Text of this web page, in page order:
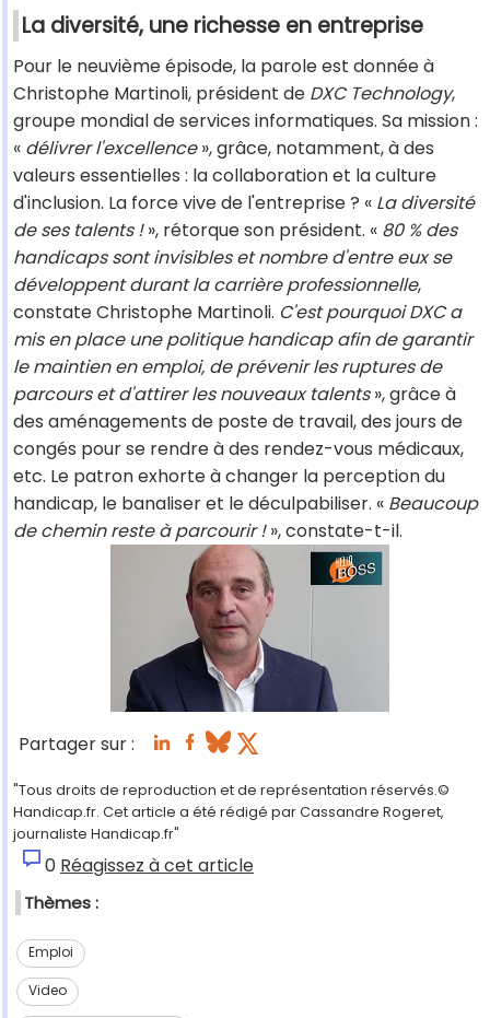
La diversité, une richesse en entreprise
Pour le neuvième épisode, la parole est donnée à
Christophe Martinoli, président de DXC Technology,
groupe mondial de services informatiques. Sa mission :
« délivrer l'excellence», grâce, notamment, à des
valeurs essentielles : la collaboration et la culture
d'inclusion. La force vive de l'entreprise ? « La diversité
de ses talents !», rétorque son président. « 80 % des
handicaps sont invisibles et nombre d'entre eux se
développent durant la carrière professionnelle,
constate Christophe Martinoli. C'est pourquoi DXC a
mis en place une politique handicap afin de garantir
le maintien en emploi, de prévenir les ruptures de
parcours et d'attirer les nouveaux talents», grâce à
des aménagements de poste de travail, des jours de
congés pour se rendre à des rendez-vous médicaux,
etc. Le patron exhorte à changer la perception du
handicap, le banaliser et le déculpabiliser. « Beaucoup
de chemin reste à parcourir !», constate-t-il.
Partager sur :
"Tous droits de reproduction et de représentation réservés.©
Handicap.fr. Cet article a été rédigé par Cassandre Rogeret,
journaliste Handicap.fr"
0 Réagissez à cet article
Thèmes :
Emploi
Video